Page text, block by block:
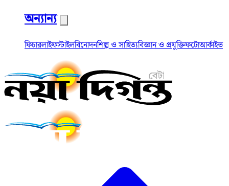
অন্যান্য
ফিচারলাইফস্টাইলবিনোদনশিল্প ও সাহিত্যবিজ্ঞান ও প্রযুক্তিফটোআর্কাইভ